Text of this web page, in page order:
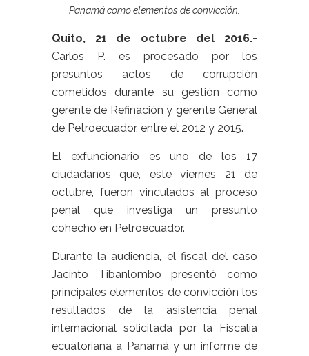
Panamá como elementos de convicción.
Quito, 21 de octubre del 2016.-
Carlos P. es procesado por los
presuntos actos de corrupción
cometidos durante su gestión como
gerente de Refinación y gerente General
de Petroecuador, entre el 2012 y 2015.
El exfuncionario es uno de los 17
ciudadanos que, este viernes 21 de
octubre, fueron vinculados al proceso
penal que investiga un presunto
cohecho en Petroecuador.
Durante la audiencia, el fiscal del caso
Jacinto Tibanlombo presentó como
principales elementos de convicción los
resultados de la asistencia penal
internacional solicitada por la Fiscalía
ecuatoriana a Panamá y un informe de